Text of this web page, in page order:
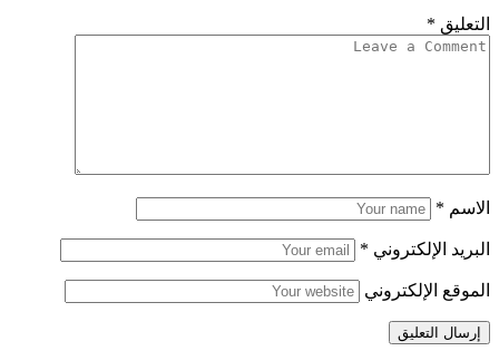
التعليق *
الاسم *
البريد الإلكتروني *
الموقع الإلكتروني